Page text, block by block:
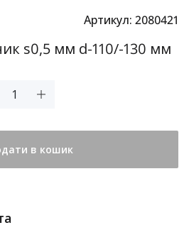
Артикул: 2080421
s0,5 мм d-110/-130 мм
в кошик